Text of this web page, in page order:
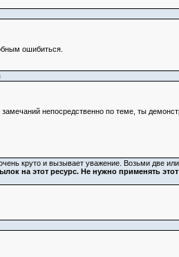
ошибиться.
непосредственно по теме, ты
круто и вызывает уважение. Возьми две
на этот ресурс. Не нужно применять этот